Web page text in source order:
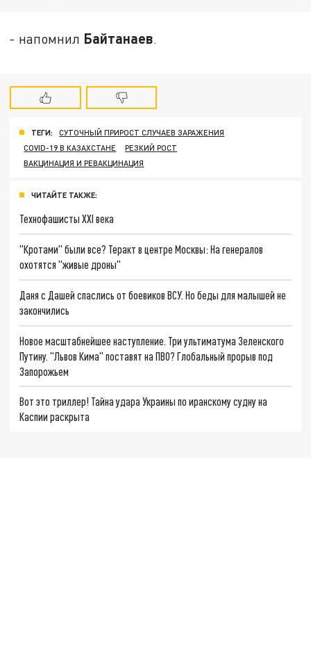
- напомнил Байтанаев.
ТЕГИ:
СУТОЧНЫЙ ПРИРОСТ СЛУЧАЕВ ЗАРАЖЕНИЯ
COVID-19 В КАЗАХСТАНЕ
РЕЗКИЙ РОСТ
ВАКЦИНАЦИЯ И РЕВАКЦИНАЦИЯ
ЧИТАЙТЕ ТАКЖЕ:
Технофашисты XXI века
"Кротами" были все? Теракт в центре Москвы: На генералов
охотятся "живые дроны"
Даня с Дашей спаслись от боевиков ВСУ. Но беды для малышей не
закончились
Новое масштабнейшее наступление. Три ультиматума Зеленского
Путину. "Львов Кима" поставят на ПВО? Глобальный прорыв под
Запорожьем
Вот это триллер! Тайна удара Украины по иранскому судну на
Каспии раскрыта